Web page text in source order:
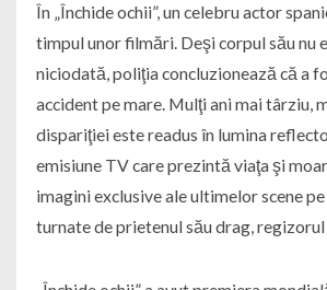
În „Închide ochii”, un celebru actor
timpul unor filmări. Deşi corpul său nu
niciodată, poliţia concluzionează că a
accident pe mare. Mulţi ani mai târziu,
dispariţiei este readus în lumina
emisiune TV care prezintă viaţa şi
imagini exclusive ale ultimelor scene
turnate de prietenul său drag,